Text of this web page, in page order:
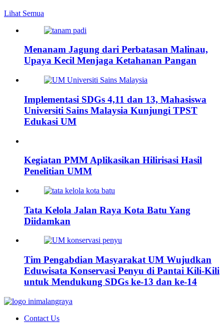
Lihat Semua
Menanam Jagung dari Perbatasan Malinau,
Upaya Kecil Menjaga Ketahanan Pangan
Implementasi SDGs 4,11 dan 13, Mahasiswa
Universiti Sains Malaysia Kunjungi TPST
Edukasi UM
Kegiatan PMM Aplikasikan Hilirisasi Hasil
Penelitian UMM
Tata Kelola Jalan Raya Kota Batu Yang
Diidamkan
Tim Pengabdian Masyarakat UM Wujudkan
Eduwisata Konservasi Penyu di Pantai Kili-Kili
untuk Mendukung SDGs ke-13 dan ke-14
Contact Us